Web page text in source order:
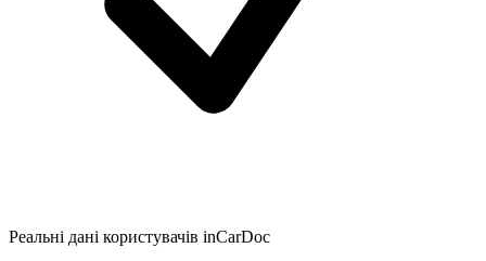
Реальні дані користувачів inCarDoc